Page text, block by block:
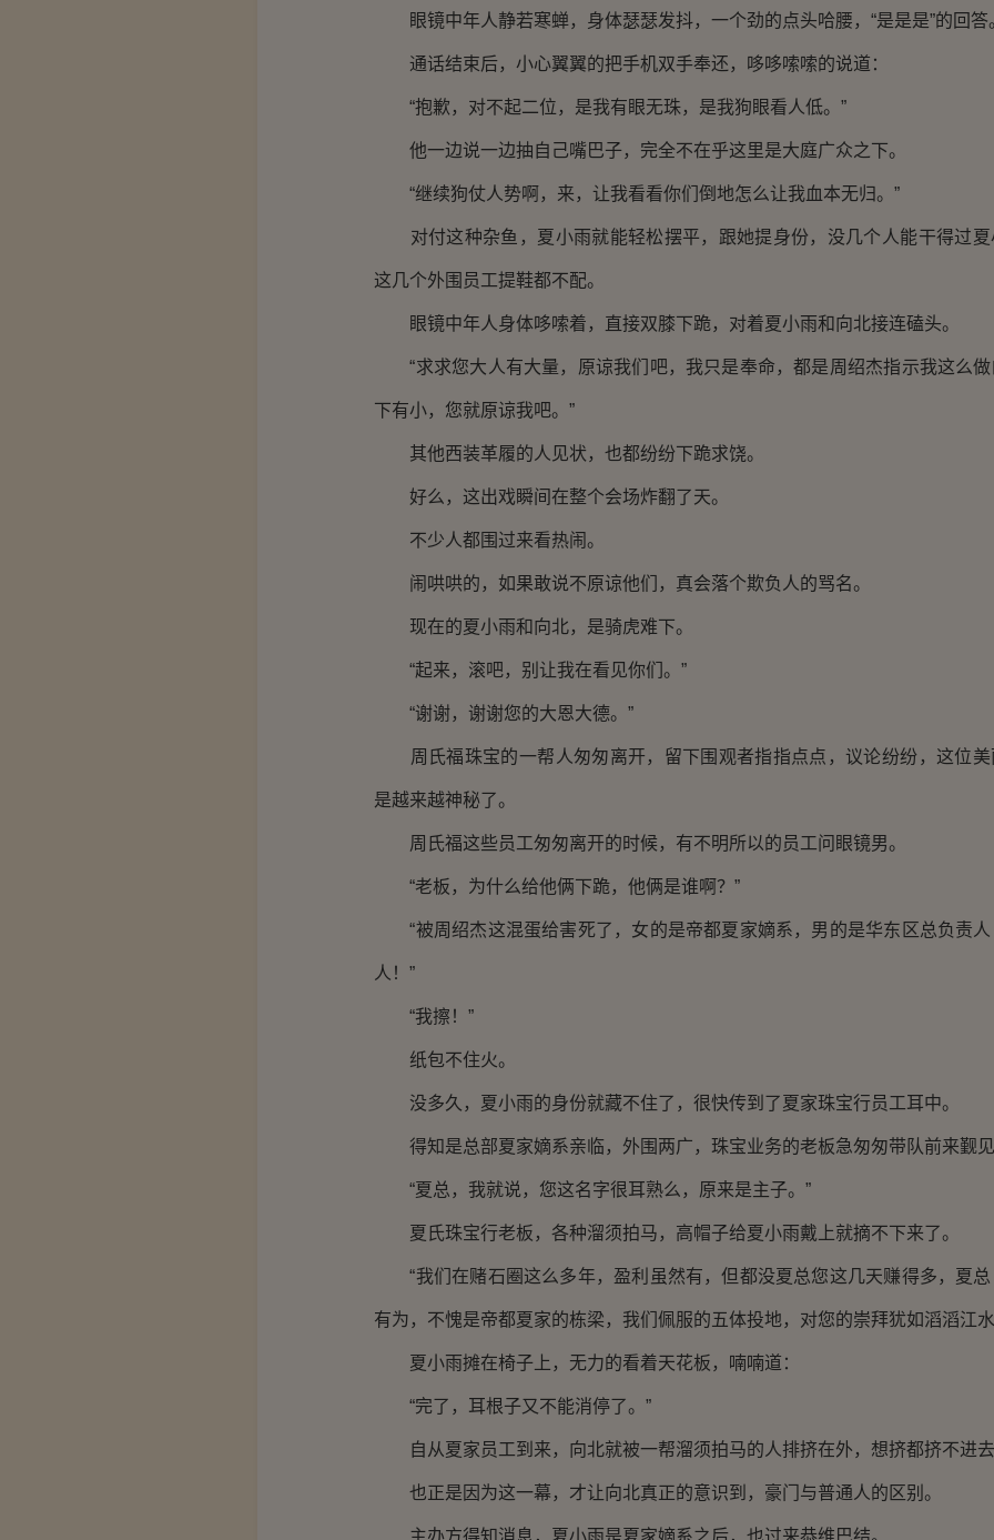
眼镜中年人静若寒蝉，身体瑟瑟发抖，一个劲的点头哈腰，“是是是”的回答
通话结束后，小心翼翼的把手机双手奉还，哆哆嗦嗦的说道：
“抱歉，对不起二位，是我有眼无珠，是我狗眼看人低。”
他一边说一边抽自己嘴巴子，完全不在乎这里是大庭广众之下。
“继续狗仗人势啊，来，让我看看你们倒地怎么让我血本无归。”
对付这种杂鱼，夏小雨就能轻松摆平，跟她提身份，没几个人能干得过夏
这几个外围员工提鞋都不配。
眼镜中年人身体哆嗦着，直接双膝下跪，对着夏小雨和向北接连磕头。
“求求您大人有大量，原谅我们吧，我只是奉命，都是周绍杰指示我这么做
下有小，您就原谅我吧。”
其他西装革履的人见状，也都纷纷下跪求饶。
好么，这出戏瞬间在整个会场炸翻了天。
不少人都围过来看热闹。
闹哄哄的，如果敢说不原谅他们，真会落个欺负人的骂名。
现在的夏小雨和向北，是骑虎难下。
“起来，滚吧，别让我在看见你们。”
“谢谢，谢谢您的大恩大德。”
周氏福珠宝的一帮人匆匆离开，留下围观者指指点点，议论纷纷，这位美
是越来越神秘了。
周氏福这些员工匆匆离开的时候，有不明所以的员工问眼镜男。
“老板，为什么给他俩下跪，他俩是谁啊？”
“被周绍杰这混蛋给害死了，女的是帝都夏家嫡系，男的是华东区总负责人
人！”
“我擦！”
纸包不住火。
没多久，夏小雨的身份就藏不住了，很快传到了夏家珠宝行员工耳中。
得知是总部夏家嫡系亲临，外围两广，珠宝业务的老板急匆匆带队前来觐
“夏总，我就说，您这名字很耳熟么，原来是主子。”
夏氏珠宝行老板，各种溜须拍马，高帽子给夏小雨戴上就摘不下来了。
“我们在赌石圈这么多年，盈利虽然有，但都没夏总您这几天赚得多，夏总
有为，不愧是帝都夏家的栋梁，我们佩服的五体投地，对您的崇拜犹如滔滔江
夏小雨摊在椅子上，无力的看着天花板，喃喃道：
“完了，耳根子又不能消停了。”
自从夏家员工到来，向北就被一帮溜须拍马的人排挤在外，想挤都挤不进
也正是因为这一幕，才让向北真正的意识到，豪门与普通人的区别。
主办方得知消息，夏小雨是夏家嫡系之后，也过来恭维巴结。